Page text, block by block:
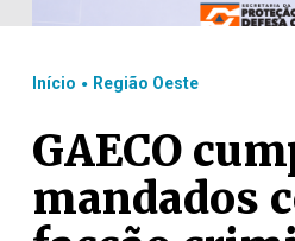
Início . Região Oeste
GAECO
mandados